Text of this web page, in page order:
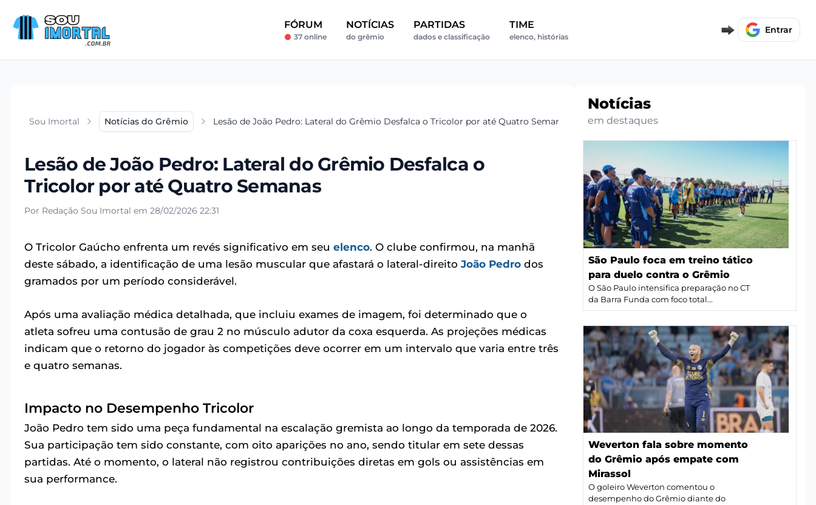
FÓRUM
37 online
NOTÍCIAS
do grêmio
PARTIDAS
dados e classificação
TIME
elenco, histórias
Entrar
Sou Imortal Notícias do Grêmio Lesão de João Pedro: Lateral do Grêmio Desfalca o Tricolor por até Quatro Semanas
Lesão de João Pedro: Lateral do Grêmio Desfalca o
Tricolor por até Quatro Semanas
Por Redação Sou Imortal em 28/02/2026 22:31
O Tricolor Gaúcho enfrenta um revés significativo em seu elenco. O clube confirmou, na manhã
deste sábado, a identificação de uma lesão muscular que afastará o lateral-direito João Pedro dos
gramados por um período considerável.
Após uma avaliação médica detalhada, que incluiu exames de imagem, foi determinado que o
atleta sofreu uma contusão de grau 2 no músculo adutor da coxa esquerda. As projeções médicas
indicam que o retorno do jogador às competições deve ocorrer em um intervalo que varia entre três
e quatro semanas.
Impacto no Desempenho Tricolor
João Pedro tem sido uma peça fundamental na escalação gremista ao longo da temporada de 2026.
Sua participação tem sido constante, com oito aparições no ano, sendo titular em sete dessas
partidas. Até o momento, o lateral não registrou contribuições diretas em gols ou assistências em
sua performance.
Notícias
em destaques
São Paulo foca em treino tático
para duelo contra o Grêmio
O São Paulo intensifica preparação no CT
da Barra Funda com foco total...
Weverton fala sobre momento
do Grêmio após empate com
Mirassol
O goleiro Weverton comentou o
desempenho do Grêmio diante do